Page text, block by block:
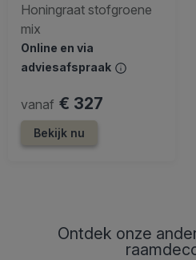
Honingraat stofgroene
mix
Online en via
adviesafspraak
vanaf € 327
Bekijk nu
Ontdek onze